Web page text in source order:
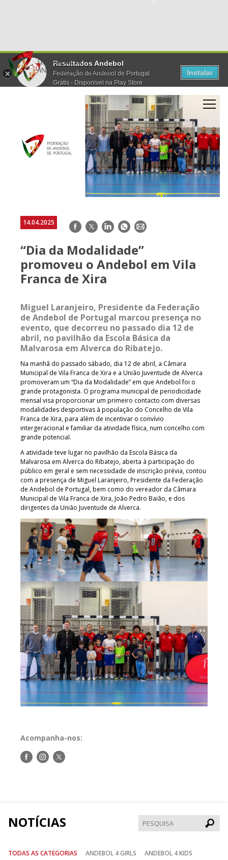
Resultados Andebol
Federação de Andebol de Portugal
Grátis - Disponivel na Play Store
Instalar
14.04.2025 Facebook
TwitterLinkedInWhatsApp
E-
“Dia da Modalidade”
promoveu o Andebol em Vila
Franca de Xira
Miguel Laranjeiro, Presidente da Federação
de Andebol de Portugal marcou presença no
evento, que decorreu no passado dia 12 de
abril, no pavilhão da Escola Básica da
Malvarosa em Alverca do Ribatejo.
Na manhã do passado sábado, dia 12 de abril, a Câmara
Municipal de Vila Franca de Xira e a União Juventude de Alverca
promoveram um “Dia da Modalidade” em que Andebol foi o
grande protagonista. O programa municipal de periodicidade
mensal visa proporcionar um primeiro contacto com diversas
modalidades desportivas à população do Concelho de Vila
Franca de Xira, para além de incentivar o convívio
intergeracional e familiar da atividade física, num concelho com
grande potencial.
A atividade teve lugar no pavilhão da Escola Básica da
Malvarosa em Alverca do Ribatejo, aberta à participação do
público em geral e sem necessidade de inscrição prévia, contou
com a presença de Miguel Laranjeiro, Presidente da Federação
de Andebol de Portugal, bem como do vereador da Câmara
Municipal de Vila Franca de Xira, João Pedro Baião, e dos
dirigentes da União Juventude de Alverca.
Acompanha-nos:
Siga-Siga-Siga-
NOTÍCIAS
TODAS AS CATEGORIAS ANDEBOL 4 GIRLS
ANDEBOL 4 KIDS